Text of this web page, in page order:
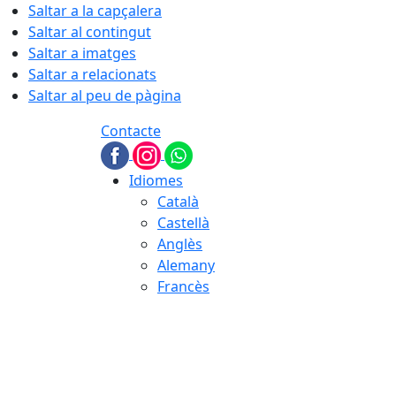
Saltar a la capçalera
Saltar al contingut
Saltar a imatges
Saltar a relacionats
Saltar al peu de pàgina
Contacte
Idiomes
Català
Castellà
Anglès
Alemany
Francès